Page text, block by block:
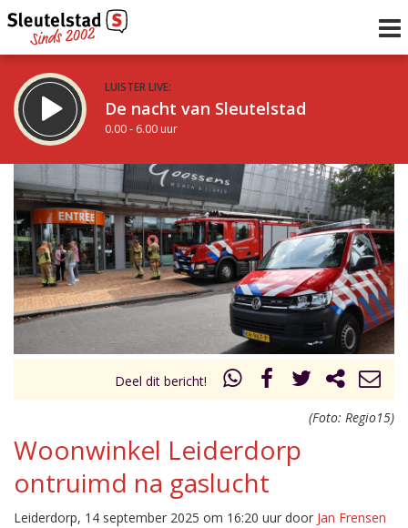
LUISTER LIVE:
De nacht van Sleutelstad
0.00 - 6.00 uur
STRAKS:
De ochtend van Sleutelstad
6.00 - 12.00 uur
Vorig uur
uur 1 van 0 Volgend uur
Inklappen
Deel dit bericht!
(Foto: Regio15)
Woonwinkel Leiderdorp
ontruimd na gaslucht
Leiderdorp, 14 september 2025 om 16:20 uur door Jan Frensen